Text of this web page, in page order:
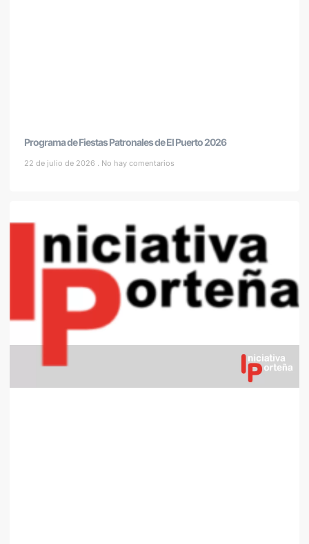
Programa de Fiestas Patronales de El Puerto 2026
22 de julio de 2026 No hay comentarios